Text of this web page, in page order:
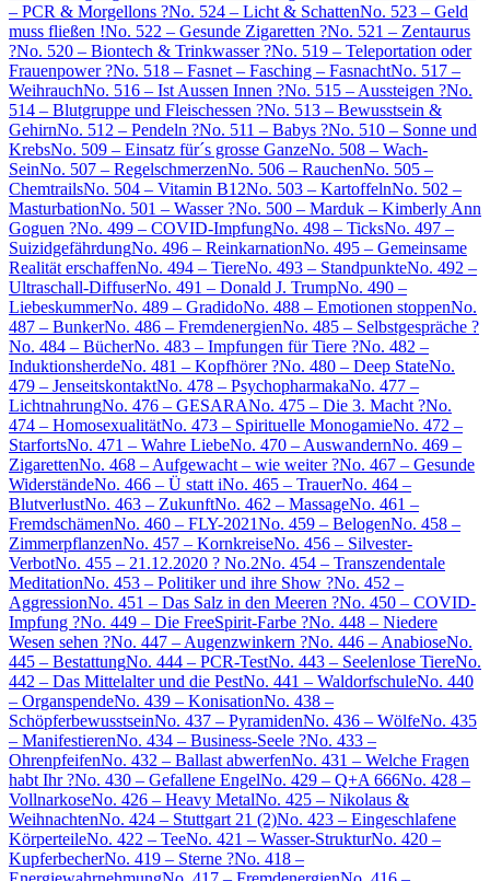
– PCR & Morgellons ?No. 524 – Licht & SchattenNo. 523 – Geld
muss fließen !No. 522 – Gesunde Zigaretten ?No. 521 – Zentaurus
?No. 520 – Biontech & Trinkwasser ?No. 519 – Teleportation oder
Frauenpower ?No. 518 – Fasnet – Fasching – FasnachtNo. 517 –
WeihrauchNo. 516 – Ist Aussen Innen ?No. 515 – Aussteigen ?No.
514 – Blutgruppe und Fleischessen ?No. 513 – Bewusstsein &
GehirnNo. 512 – Pendeln ?No. 511 – Babys ?No. 510 – Sonne und
KrebsNo. 509 – Einsatz für´s grosse GanzeNo. 508 – Wach-
SeinNo. 507 – RegelschmerzenNo. 506 – RauchenNo. 505 –
ChemtrailsNo. 504 – Vitamin B12No. 503 – KartoffelnNo. 502 –
MasturbationNo. 501 – Wasser ?No. 500 – Marduk – Kimberly Ann
Goguen ?No. 499 – COVID-ImpfungNo. 498 – TicksNo. 497 –
SuizidgefährdungNo. 496 – ReinkarnationNo. 495 – Gemeinsame
Realität erschaffenNo. 494 – TiereNo. 493 – StandpunkteNo. 492 –
Ultraschall-DiffuserNo. 491 – Donald J. TrumpNo. 490 –
LiebeskummerNo. 489 – GradidoNo. 488 – Emotionen stoppenNo.
487 – BunkerNo. 486 – FremdenergienNo. 485 – Selbstgespräche ?
No. 484 – BücherNo. 483 – Impfungen für Tiere ?No. 482 –
InduktionsherdeNo. 481 – Kopfhörer ?No. 480 – Deep StateNo.
479 – JenseitskontaktNo. 478 – PsychopharmakaNo. 477 –
LichtnahrungNo. 476 – GESARANo. 475 – Die 3. Macht ?No.
474 – HomosexualitätNo. 473 – Spirituelle MonogamieNo. 472 –
StarfortsNo. 471 – Wahre LiebeNo. 470 – AuswandernNo. 469 –
ZigarettenNo. 468 – Aufgewacht – wie weiter ?No. 467 – Gesunde
WiderständeNo. 466 – Ü statt iNo. 465 – TrauerNo. 464 –
BlutverlustNo. 463 – ZukunftNo. 462 – MassageNo. 461 –
FremdschämenNo. 460 – FLY-2021No. 459 – BelogenNo. 458 –
ZimmerpflanzenNo. 457 – KornkreiseNo. 456 – Silvester-
VerbotNo. 455 – 21.12.2020 ? No.2No. 454 – Transzendentale
MeditationNo. 453 – Politiker und ihre Show ?No. 452 –
AggressionNo. 451 – Das Salz in den Meeren ?No. 450 – COVID-
Impfung ?No. 449 – Die FreeSpirit-Farbe ?No. 448 – Niedere
Wesen sehen ?No. 447 – Augenzwinkern ?No. 446 – AnabioseNo.
445 – BestattungNo. 444 – PCR-TestNo. 443 – Seelenlose TiereNo.
442 – Das Mittelalter und die PestNo. 441 – WaldorfschuleNo. 440
– OrganspendeNo. 439 – KonisationNo. 438 –
SchöpferbewusstseinNo. 437 – PyramidenNo. 436 – WölfeNo. 435
– ManifestierenNo. 434 – Business-Seele ?No. 433 –
OhrenpfeifenNo. 432 – Ballast abwerfenNo. 431 – Welche Fragen
habt Ihr ?No. 430 – Gefallene EngelNo. 429 – Q+A 666No. 428 –
VollnarkoseNo. 426 – Heavy MetalNo. 425 – Nikolaus &
WeihnachtenNo. 424 – Stuttgart 21 (2)No. 423 – Eingeschlafene
KörperteileNo. 422 – TeeNo. 421 – Wasser-StrukturNo. 420 –
KupferbecherNo. 419 – Sterne ?No. 418 –